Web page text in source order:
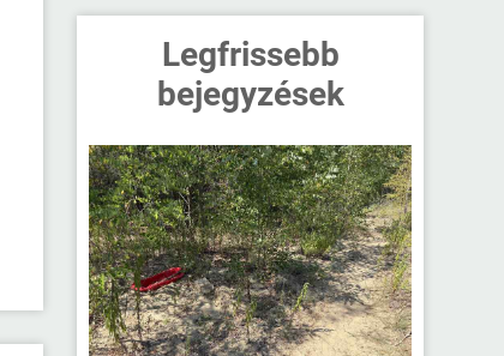
Legfrissebb
bejegyzések